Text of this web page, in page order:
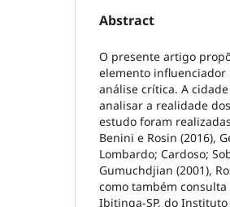
Abstract
O presente artigo
elemento influenciador
análise crítica. A
analisar a realidade
estudo foram
Benini e Rosin (2016),
Lombardo; Cardoso;
Gumuchdjian (2001),
como também
Ibitinga-SP, do